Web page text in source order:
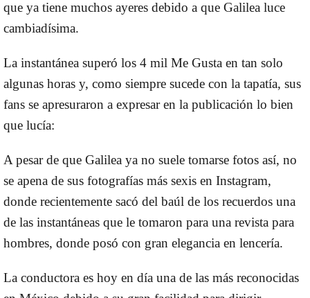
que ya tiene muchos ayeres debido a que Galilea luce
cambiadísima.
La instantánea superó los 4 mil Me Gusta en tan solo
algunas horas y, como siempre sucede con la tapatía, sus
fans se apresuraron a expresar en la publicación lo bien
que lucía:
A pesar de que Galilea ya no suele tomarse fotos así, no
se apena de sus fotografías más sexis en Instagram,
donde recientemente sacó del baúl de los recuerdos una
de las instantáneas que le tomaron para una revista para
hombres, donde posó con gran elegancia en lencería.
La conductora es hoy en día una de las más reconocidas